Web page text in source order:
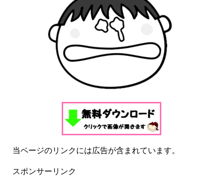
当ページのリンクには広告が含まれています。
スポンサーリンク